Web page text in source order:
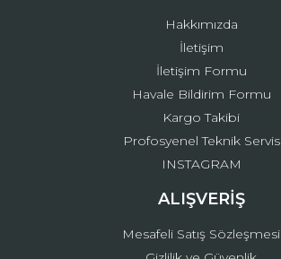
Gönder
Hakkımızda
İletişim
İletişim Formu
Havale Bildirim Formu
Kargo Takibi
Profosyenel Teknik Servis
INSTAGRAM
ALIŞVERİŞ
Mesafeli Satış Sözleşmesi